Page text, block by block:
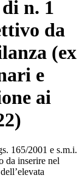
n. 1
da
(ex
e
ai
165/2001 e s.m.i.
da inserire nel